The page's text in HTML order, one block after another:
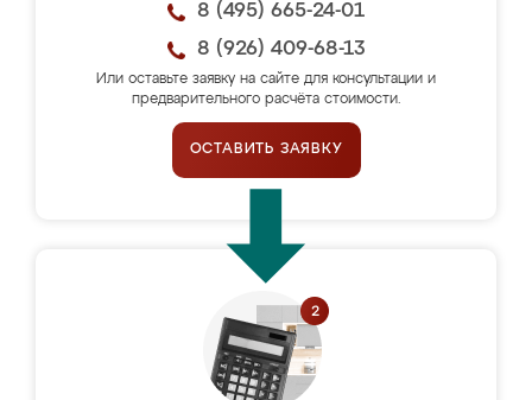
8 (495) 665-24-01
8 (926) 409-68-13
Или оставьте заявку на сайте для консультации и
предварительного расчёта стоимости.
ОСТАВИТЬ ЗАЯВКУ